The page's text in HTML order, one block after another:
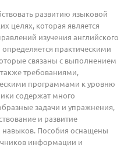
развитию языковой
целях, которая является
изучения английского
практическими
связаны с выполнением
требованиями,
программами к уровню
содержат много
задачи и упражнения,
и развитие
навыков. Пособия оснащены
информации и